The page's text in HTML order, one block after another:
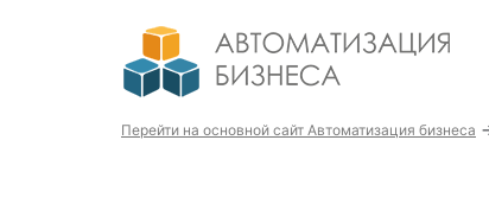
Перейти на основной сайт Автоматизация бизнеса